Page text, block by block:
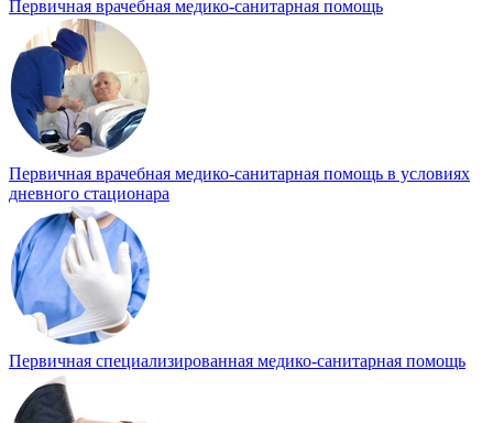
Первичная врачебная медико-санитарная помощь
Первичная врачебная медико-санитарная помощь в условиях
дневного стационара
Первичная специализированная медико-санитарная помощь